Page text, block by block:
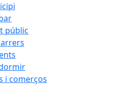
públic
i comerços